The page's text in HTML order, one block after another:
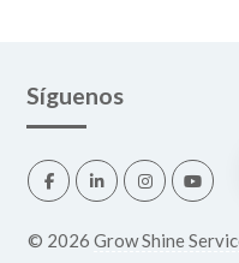
Síguenos
© 2026 Grow Shine